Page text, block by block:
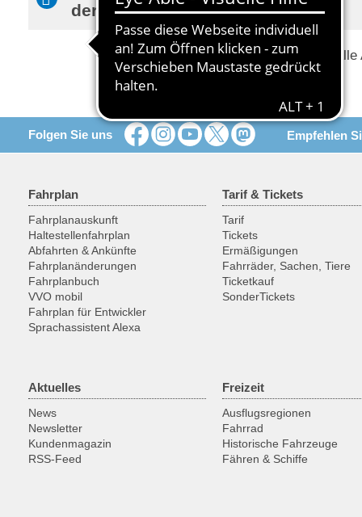
der Fahrschein mit altem Preis?
Folgen Sie uns Empfehlen
Fahrplan
Fahrplanauskunft
Haltestellenfahrplan
Abfahrten & Ankünfte
Fahrplanänderungen
Fahrplanbuch
VVO mobil
Fahrplan für Entwickler
Sprachassistent Alexa
Tarif & Tickets
Tarif
Tickets
Ermäßigungen
Fahrräder, Sachen, Tiere
Ticketkauf
SonderTickets
Aktuelles
News
Newsletter
Kundenmagazin
RSS-Feed
Freizeit
Ausflugsregionen
Fahrrad
Historische Fahrzeuge
Fähren & Schiffe